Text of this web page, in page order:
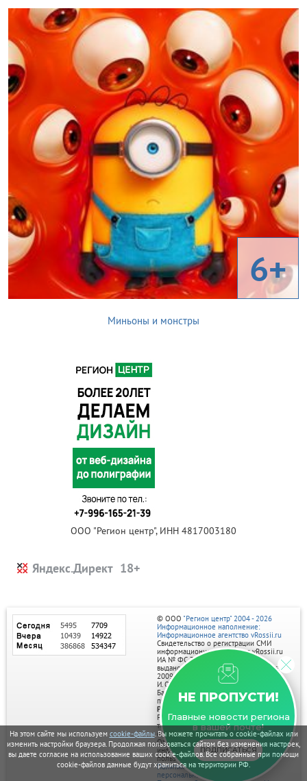
На этом сайте мы используем cookie-файлы. Вы можете прочитать о cookie-файлах или
изменить настройки браузера. Продолжая пользоваться сайтом без изменения настроек,
вы даете согласие на использование ваших cookie-файлов. Все собранные при помощи
cookie-файлов данные будут храниться на территории РФ.
6+
Миньоны и монстры
ООО "Регион центр", ИНН 4817003180
Яндекс.Директ
НЕ ПРОПУСТИ!
Главные новости региона
в вашей почте!
ПОДПИСАТЬСЯ
© ООО "Регион центр" 2004 - 2026
Информационное наполнение:
Информационное агентство vRossii.ru
Свидетельство о регистрации СМИ
информационного агентства vRossii.ru
ИА № ФС 77‑35502
выдано РОСКОМНАДЗОРом 04 марта
2009г.
И. О. Главного редактора Нарыков А. Н.
Баннеры на портале размещаются на
правах рекламы.
Реклама на портале:
Рекламное агентство "Умный маркетинг"
тел. 7-910-267-70-40,
email: umnyy.marketing@yandex.ru
Отдельные публикации могут содержать
информацию, не предназначенную для
пользователей до 18 лет.
Политика в отношении обработки
персональных данных